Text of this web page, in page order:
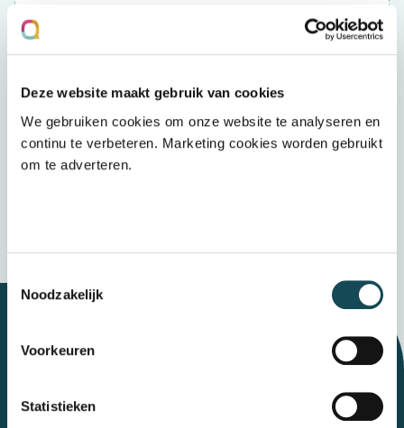
Deze website maakt gebruik van cookies
We gebruiken cookies om onze website te analyseren en
continu te verbeteren. Marketing cookies worden gebruikt
om te adverteren.
Noodzakelijk
Voorkeuren
Statistieken
Door op “verzenden” te klikken accepteert u
hetprivacybeleid